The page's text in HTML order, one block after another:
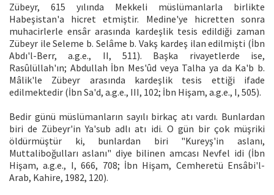
Zübeyr, 615 yılında Mekkeli müslümanlarla birlikte
Habeşistan'a hicret etmiştir. Medine'ye hicretten sonra
muhacirlerle ensâr arasında kardeşlik tesis edildiği zaman
Zübeyr ile Seleme b. Selâme b. Vakş kardeş ilan edilmişti (İbn
Abdı'l-Berr, a.g.e., II, 511). Başka rivayetlerde ise,
Rasûlüllah'ın; Abdullah İbn Mes'ûd veya Talha ya da Ka'b b.
Mâlik'le Zübeyr arasında kardeşlik tesis ettiği ifade
edilmektedir (İbn Sa'd, a.g.e., III, 102; İbn Hişam, a.g.e., I, 505).
Bedir günü müslümanların sayılı birkaç atı vardı. Bunlardan
biri de Zübeyr'in Ya'sub adlı atı idi. O gün bir çok müşriki
öldürmüştür ki, bunlardan biri "Kureyş'in aslanı,
Muttaliboğulları aslanı" diye bilinen amcası Nevfel idi (İbn
Hişam, a.g.e., I, 666, 708; İbn Hişam, Cemheretü Ensâbi'l-
Arab, Kahire, 1982, 120).